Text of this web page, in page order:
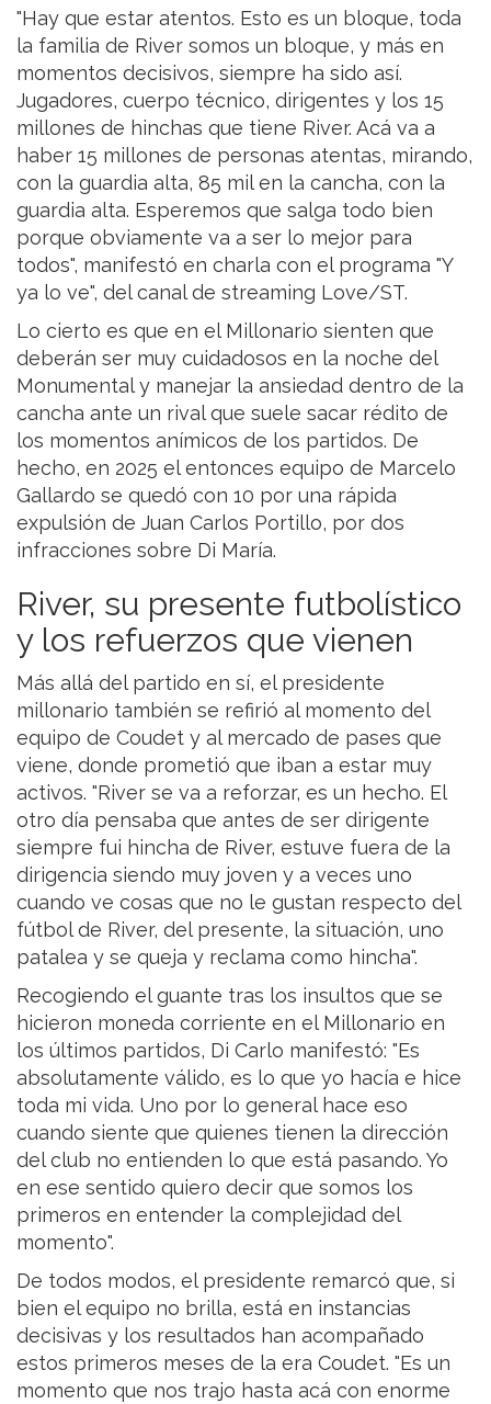
"Hay que estar atentos. Esto es un bloque, toda
la familia de River somos un bloque, y más en
momentos decisivos, siempre ha sido así.
Jugadores, cuerpo técnico, dirigentes y los 15
millones de hinchas que tiene River. Acá va a
haber 15 millones de personas atentas, mirando,
con la guardia alta, 85 mil en la cancha, con la
guardia alta. Esperemos que salga todo bien
porque obviamente va a ser lo mejor para
todos", manifestó en charla con el programa "Y
ya lo ve", del canal de streaming Love/ST.
Lo cierto es que en el Millonario sienten que
deberán ser muy cuidadosos en la noche del
Monumental y manejar la ansiedad dentro de la
cancha ante un rival que suele sacar rédito de
los momentos anímicos de los partidos. De
hecho, en 2025 el entonces equipo de Marcelo
Gallardo se quedó con 10 por una rápida
expulsión de Juan Carlos Portillo, por dos
infracciones sobre Di María.
River, su presente futbolístico
y los refuerzos que vienen
Más allá del partido en sí, el presidente
millonario también se refirió al momento del
equipo de Coudet y al mercado de pases que
viene, donde prometió que iban a estar muy
activos. "River se va a reforzar, es un hecho. El
otro día pensaba que antes de ser dirigente
siempre fui hincha de River, estuve fuera de la
dirigencia siendo muy joven y a veces uno
cuando ve cosas que no le gustan respecto del
fútbol de River, del presente, la situación, uno
patalea y se queja y reclama como hincha".
Recogiendo el guante tras los insultos que se
hicieron moneda corriente en el Millonario en
los últimos partidos, Di Carlo manifestó: "Es
absolutamente válido, es lo que yo hacía e hice
toda mi vida. Uno por lo general hace eso
cuando siente que quienes tienen la dirección
del club no entienden lo que está pasando. Yo
en ese sentido quiero decir que somos los
primeros en entender la complejidad del
momento".
De todos modos, el presidente remarcó que, si
bien el equipo no brilla, está en instancias
decisivas y los resultados han acompañado
estos primeros meses de la era Coudet. "Es un
momento que nos trajo hasta acá con enorme